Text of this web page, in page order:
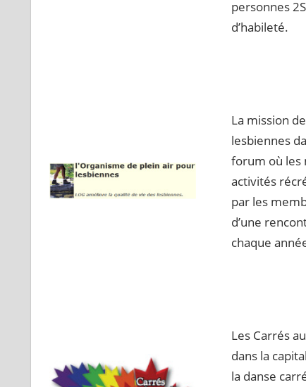
personnes
d’habileté.
La mission
lesbiennes
forum où les
activités
par les
d’une
chaque
Les Carrés
dans la
la danse